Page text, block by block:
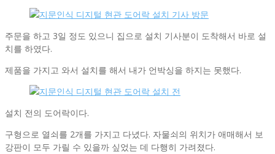
주문을 하고 3일 정도 있으니 집으로 설치 기사분이 도착해서 바로 설
치를 하였다.
제품을 가지고 와서 설치를 해서 내가 언박싱을 하지는 못했다.
설치 전의 도어락이다.
구형으로 열쇠를 2개를 가지고 다녔다. 자물쇠의 위치가 애매해서 보
강판이 모두 가릴 수 있을까 싶었는 데 다행히 가려졌다.